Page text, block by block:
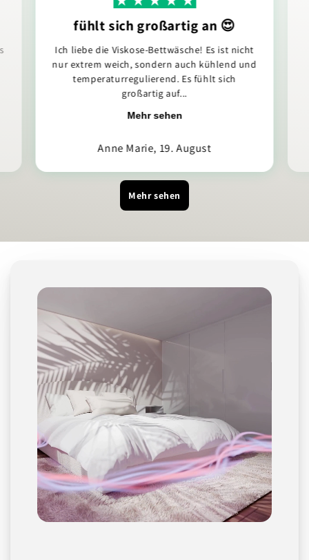
fühlt sich großartig an 😍
Ich liebe die Viskose-Bettwäsche! Es ist nicht
nur extrem weich, sondern auch kühlend und
temperaturregulierend. Es fühlt sich
großartig auf...
Mehr sehen
Anne Marie, 19. August
Mehr sehen